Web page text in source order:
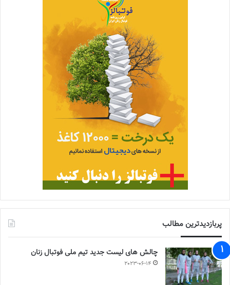
پربازدیدترین مطالب
چالش هاى ليست جدید تيم ملى فوتبال زنان
2023-06-14